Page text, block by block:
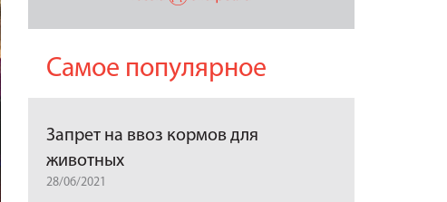
Самое популярное
Запрет на ввоз кормов для
животных
28/06/2021